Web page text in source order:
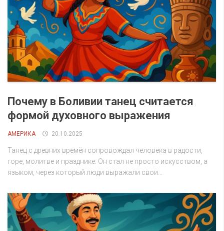
Почему в Боливии танец считается
формой духовного выражения
АМЕРИКА 20.10.2025
Танец с древних времён сопровождал человека в радости,
горе, молитве и празднике. Он стал не просто искусством, а
языком, через который люди выражали свои...